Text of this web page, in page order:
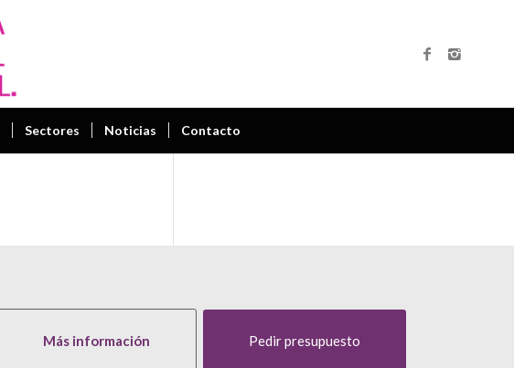
Sectores Noticias Contacto
Más información Pedir presupuesto